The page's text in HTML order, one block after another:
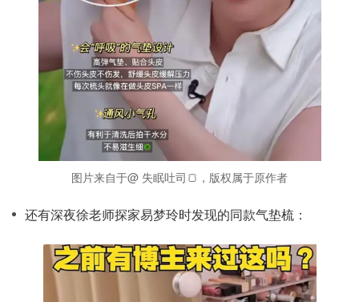
图片来自于@ 失眠吐司🍞，版权属于原作者
还有深夜徐老师探家易梦玲时发现的同款气垫梳：